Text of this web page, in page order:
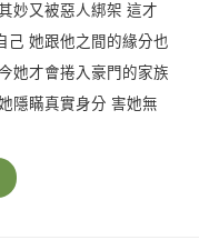
妙又被惡人綁架 這才
己 她跟他之間的緣分也
她才會捲入豪門的家族
隱瞞真實身分 害她無